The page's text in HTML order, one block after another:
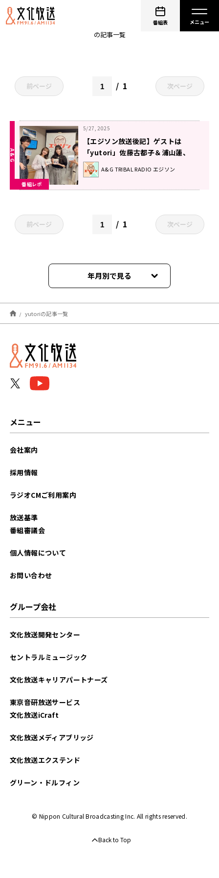
番組表
の記事一覧
前ページ 1 次ページ
番組レポ
5/27, 2025
【エジソン放送後記】ゲストは
「yutori」佐藤古都子＆浦山蓮、
「NACHERRY」村上奈津実&田中ち
え美 2025年5月24日放送回」
A&G TRIBAL RADIO エジソン
前ページ 1 次ページ
年月別で見る
2025年06月
2025年05月
yutoriの記事一覧
メニュー
会社案内
採用情報
ラジオCMご利用案内
放送基準
番組審議会
個人情報について
お問い合わせ
グループ会社
文化放送開発センター
セントラルミュージック
文化放送キャリアパートナーズ
東京音研放送サービス
文化放送iCraft
文化放送メディアブリッジ
文化放送エクステンド
グリーン・ドルフィン
© Nippon Cultural Broadcasting Inc. All rights reserved.
Back to Top